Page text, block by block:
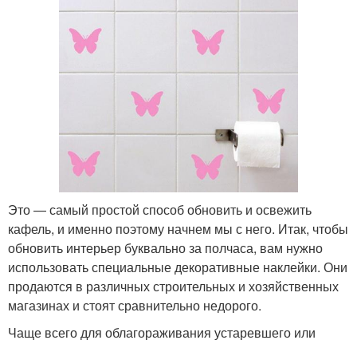
Это — самый простой способ обновить и освежить
кафель, и именно поэтому начнем мы с него. Итак, чтобы
обновить интерьер буквально за полчаса, вам нужно
использовать специальные декоративные наклейки. Они
продаются в различных строительных и хозяйственных
магазинах и стоят сравнительно недорого.
Чаще всего для облагораживания устаревшего или